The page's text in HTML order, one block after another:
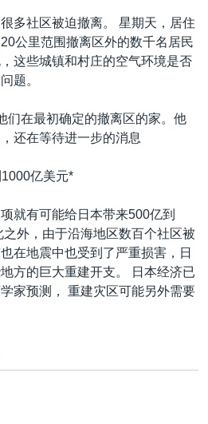
多社区被迫撤离。 星期天，居住
公里范围撤离区外的数千名居民
这些城镇和村庄的空气环境是否
题。
们在最初确定的撤离区的家。他
还在等待进一步的消息
亿美元*
就有可能给日本带来500亿到
外，由于沿海地区数百个社区被
在地震中也受到了严重损害，日
方的巨大重建开支。 日本经济已
家预测， 重建灾区可能另外需要